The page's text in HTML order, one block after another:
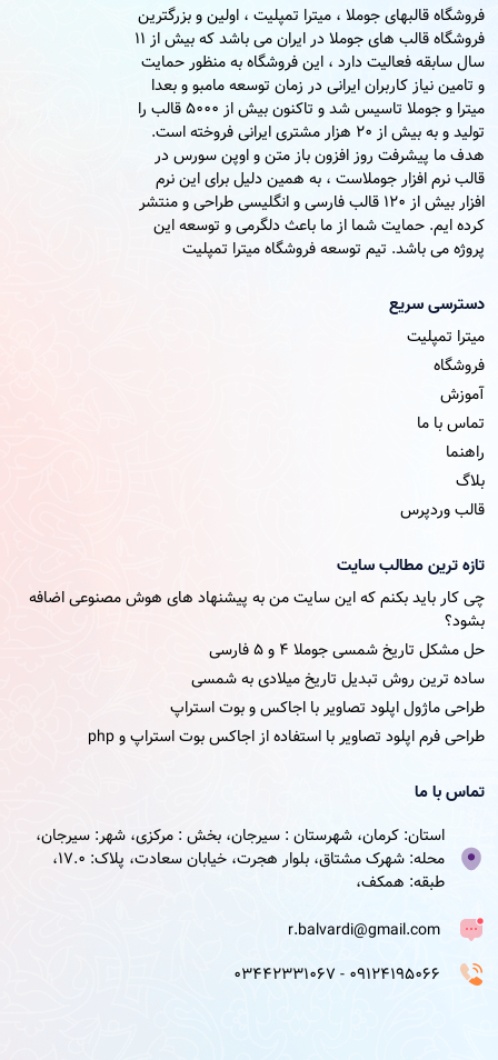
فروشگاه قالبهای جوملا ، میترا تمپلیت ، اولین و بزرگترین
فروشگاه قالب های جوملا در ایران می باشد که بیش از 11
سال سابقه فعالیت دارد ، این فروشگاه به منظور حمایت
و تامین نیاز کاربران ایرانی در زمان توسعه مامبو و بعدا
میترا و جوملا تاسیس شد و تاکنون بیش از 5000 قالب را
تولید و به بیش از 20 هزار مشتری ایرانی فروخته است.
هدف ما پیشرفت روز افزون باز متن و اوپن سورس در
قالب نرم افزار جوملاست ، به همین دلیل برای این نرم
افزار بیش از 120 قالب فارسی و انگلیسی طراحی و منتشر
کرده ایم. حمایت شما از ما باعث دلگرمی و توسعه این
پروژه می باشد. تیم توسعه فروشگاه میترا تمپلیت
دسترسی سریع
میترا تمپلیت
فروشگاه
آموزش
تماس با ما
راهنما
بلاگ
قالب وردپرس
تازه ترین مطالب سایت
چی کار باید بکنم که این سایت من به پیشنهاد های هوش مصنوعی اضافه
بشود؟
حل مشکل تاریخ شمسی جوملا ۴ و ۵ فارسی
ساده ترین روش تبدیل تاریخ میلادی به شمسی
طراحی ماژول اپلود تصاویر با اجاکس و بوت استراپ
طراحی فرم اپلود تصاویر با استفاده از اجاکس بوت استراپ و php
تماس با ما
استان: کرمان، شهرستان : سیرجان، بخش : مرکزی، شهر: سیرجان،
محله: شهرک مشتاق، بلوار هجرت، خیابان سعادت، پلاک: 17.0،
طبقه: همکف،